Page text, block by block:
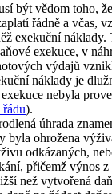
být vědom toho,
řádně a včas,
exekuční
exekuce, v
výdajů
náklady je
nebyla
řádu).
úhrada
byla ohrožena
odkázaných,
přičemž výnos
než vytvořená